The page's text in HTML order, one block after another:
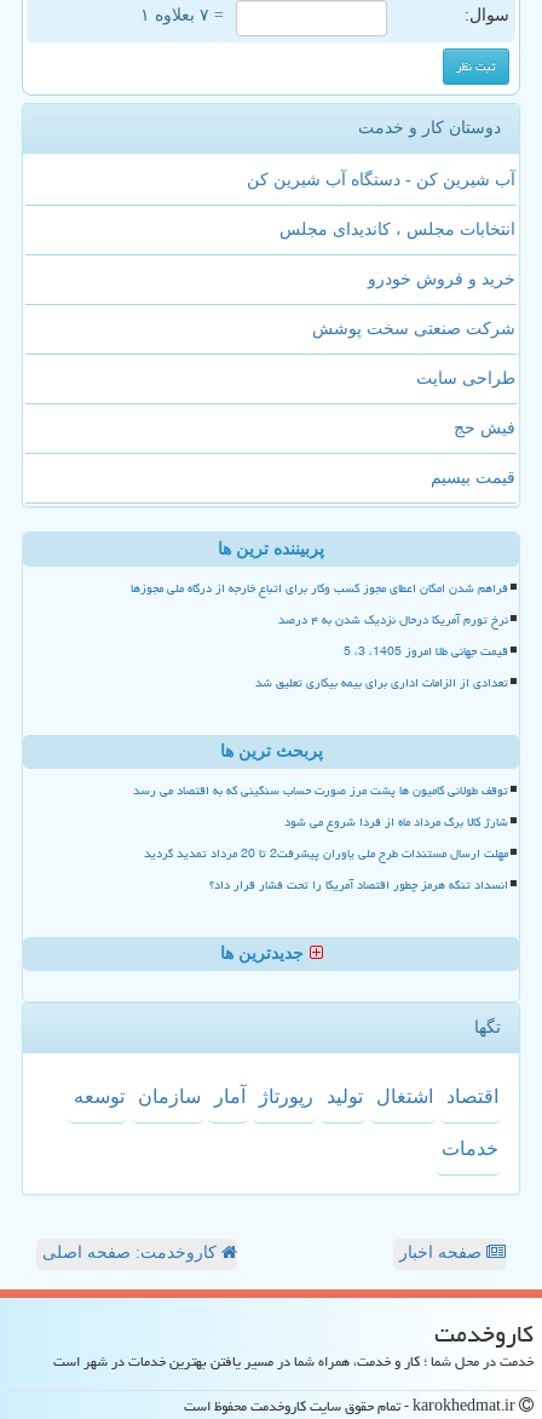
سوال: = ۷ بعلاوه ۱
دوستان کار و خدمت
آب شیرین کن - دستگاه آب شیرین کن
انتخابات مجلس ، کاندیدای مجلس
خرید و فروش خودرو
شرکت صنعتی سخت پوشش
طراحی سایت
فیش حج
قیمت بیسیم
پربیننده ترین ها
فراهم شدن امکان اعطای مجوز کسب وکار برای اتباع خارجه از درگاه ملی مجوزها
نرخ تورم آمریکا درحال نزدیک شدن به ۴ درصد
قیمت جهانی طلا امروز 1405، 3، 5
تعدادی از الزامات اداری برای بیمه بیکاری تعلیق شد
پربحث ترین ها
توقف طولانی کامیون ها پشت مرز صورت حساب سنگینی که به اقتصاد می رسد
شارژ کالا برگ مرداد ماه از فردا شروع می شود
مهلت ارسال مستندات طرح ملی یاوران پیشرفت2 تا 20 مرداد تمدید گردید
انسداد تنگه هرمز چطور اقتصاد آمریکا را تحت فشار قرار داد؟
جدیدترین ها
تگها
اقتصاد اشتغال تولید رپورتاژ آمار سازمان توسعه
خدمات
صفحه اخبار کاروخدمت: صفحه اصلی
كاروخدمت
خدمت در محل شما ؛ کار و خدمت، همراه شما در مسیر یافتن بهترین خدمات در شهر است